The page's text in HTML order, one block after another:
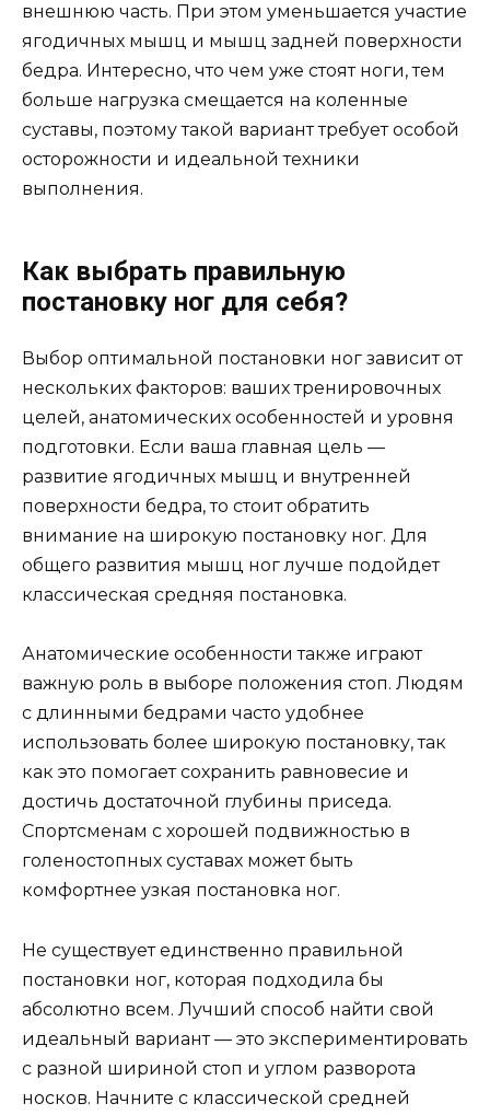
внешнюю часть. При этом уменьшается участие
ягодичных мышц и мышц задней поверхности
бедра. Интересно, что чем уже стоят ноги, тем
больше нагрузка смещается на коленные
суставы, поэтому такой вариант требует особой
осторожности и идеальной техники
выполнения.
Как выбрать правильную
постановку ног для себя?
Выбор оптимальной постановки ног зависит от
нескольких факторов: ваших тренировочных
целей, анатомических особенностей и уровня
подготовки. Если ваша главная цель —
развитие ягодичных мышц и внутренней
поверхности бедра, то стоит обратить
внимание на широкую постановку ног. Для
общего развития мышц ног лучше подойдет
классическая средняя постановка.
Анатомические особенности также играют
важную роль в выборе положения стоп. Людям
с длинными бедрами часто удобнее
использовать более широкую постановку, так
как это помогает сохранить равновесие и
достичь достаточной глубины приседа.
Спортсменам с хорошей подвижностью в
голеностопных суставах может быть
комфортнее узкая постановка ног.
Не существует единственно правильной
постановки ног, которая подходила бы
абсолютно всем. Лучший способ найти свой
идеальный вариант — это экспериментировать
с разной шириной стоп и углом разворота
носков. Начните с классической средней